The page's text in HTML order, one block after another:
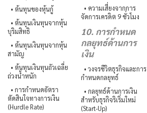
• ต้นทุนของหุ้นกู้
• ต้นทุนเงินทุนจากหุ้น
บุริมสิทธิ
• ต้นทุนเงินทุนจากหุ้น
สามัญ
• ต้นทุนเงินทุนถัวเฉลี่ย
ถ่วงน้ำหนัก
• การกำหนดอัตรา
ตัดสินใจทางการเงิน
(Hurdle Rate)
• ความเสี่ยงจากการ
จัดการเครดิต 9 ชั่วโมง
10. การกำหนด
กลยุทธ์ด้านการ
เงิน
• วงจรชีวิตธุรกิจและการ
กำหนดกลยุทธ์
• กลยุทธ์ด้านการเงิน
สำหรับธุรกิจริเริ่มใหม่
(Start-Up)